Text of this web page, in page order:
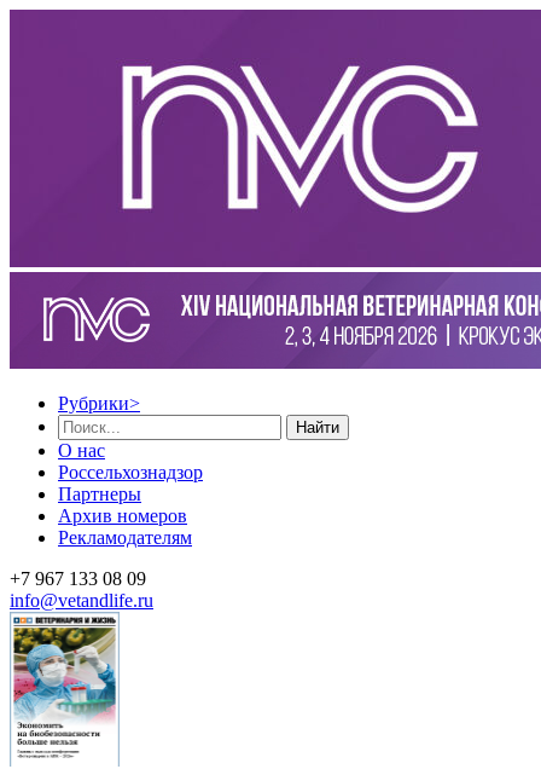
Рубрики>
Найти
О нас
Россельхознадзор
Партнеры
Архив номеров
Рекламодателям
+7 967 133 08 09
info@vetandlife.ru